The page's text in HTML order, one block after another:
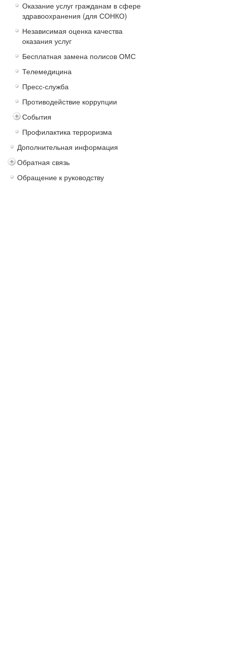
Оказание услуг гражданам в сфере
здравоохранения (для СОНКО)
Независимая оценка качества
оказания услуг
Бесплатная замена полисов ОМС
Телемедицина
Пресс-служба
Противодействие коррупции
События
Профилактика терроризма
Дополнительная информация
Обратная связь
Обращение к руководству